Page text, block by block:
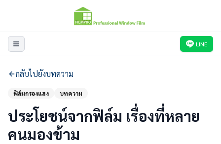
LINE
กลับไปยังบทความ
ฟิล์มกรองแสง บทความ
ประโยชน์จากฟิล์ม เรื่องที่หลาย
คนมองข้าม